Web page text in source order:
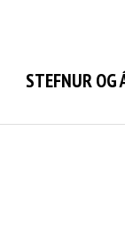
STEFNUR